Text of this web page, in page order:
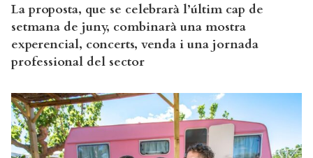
La proposta, que se celebrarà l’últim cap de
setmana de juny, combinarà una mostra
experencial, concerts, venda i una jornada
professional del sector